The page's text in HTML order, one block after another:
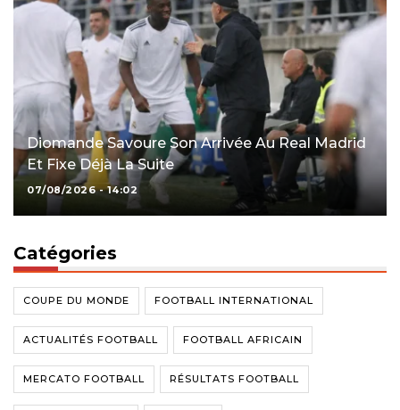
Diomande Savoure Son Arrivée Au Real Madrid
Et Fixe Déjà La Suite
07/08/2026 - 14:02
Catégories
COUPE DU MONDE FOOTBALL INTERNATIONAL
ACTUALITÉS FOOTBALL FOOTBALL AFRICAIN
MERCATO FOOTBALL RÉSULTATS FOOTBALL